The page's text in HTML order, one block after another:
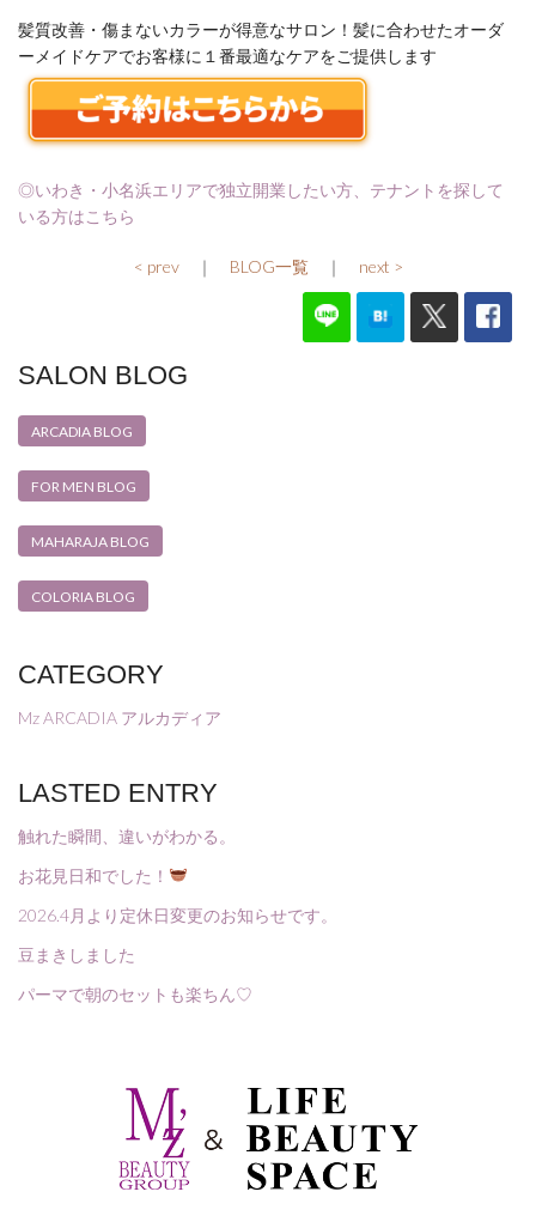
髪質改善・傷まないカラーが得意なサロン！髪に合わせたオーダ
ーメイドケアでお客様に１番最適なケアをご提供します
◎いわき・小名浜エリアで独立開業したい方、テナントを探して
いる方はこちら
< prev｜ BLOG一覧｜ next >
SALON BLOG
ARCADIA BLOG
FOR MEN BLOG
MAHARAJA BLOG
COLORIA BLOG
CATEGORY
Mz ARCADIA アルカディア
LASTED ENTRY
触れた瞬間、違いがわかる。
お花見日和でした！
2026.4月より定休日変更のお知らせです。
豆まきしました
パーマで朝のセットも楽ちん♡